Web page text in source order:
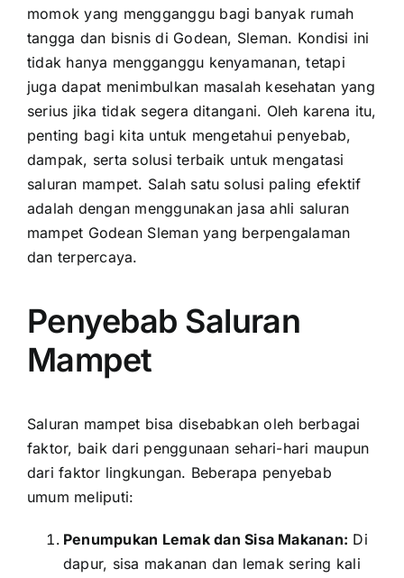
momok yang mengganggu bagi banyak rumah
tangga dan bisnis di Godean, Sleman. Kondisi ini
tidak hanya mengganggu kenyamanan, tetapi
juga dapat menimbulkan masalah kesehatan yang
serius jika tidak segera ditangani. Oleh karena itu,
penting bagi kita untuk mengetahui penyebab,
dampak, serta solusi terbaik untuk mengatasi
saluran mampet. Salah satu solusi paling efektif
adalah dengan menggunakan jasa ahli saluran
mampet Godean Sleman yang berpengalaman
dan terpercaya.
Penyebab Saluran
Mampet
Saluran mampet bisa disebabkan oleh berbagai
faktor, baik dari penggunaan sehari-hari maupun
dari faktor lingkungan. Beberapa penyebab
umum meliputi:
Penumpukan Lemak dan Sisa Makanan: Di
dapur, sisa makanan dan lemak sering kali